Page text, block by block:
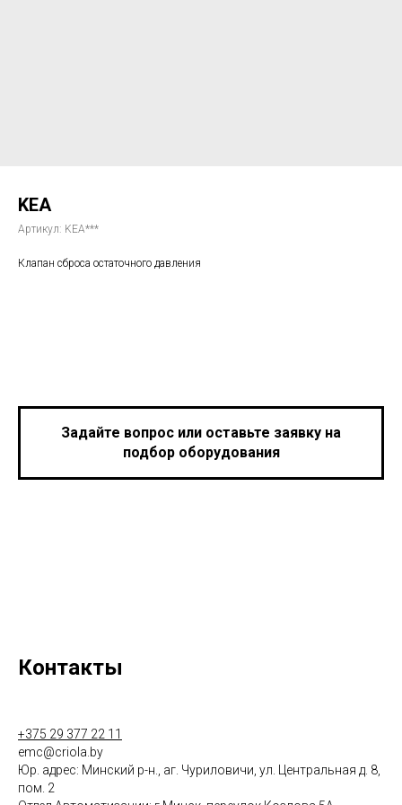
KEA
Артикул: KEA***
Клапан сброса остаточного давления
Задайте вопрос или оставьте заявку на
подбор оборудования
Контакты
+375 29 377 22 11
emc@criola.by
Юр. адрес: Минский р-н., аг. Чуриловичи, ул. Центральная д. 8,
пом. 2